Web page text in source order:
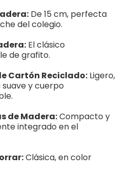
De 15 cm, perfecta
del colegio.
El clásico
de grafito.
Cartón Reciclado: Ligero,
y cuerpo
de Madera:Compacto y
integrado en el
Clásica, en color